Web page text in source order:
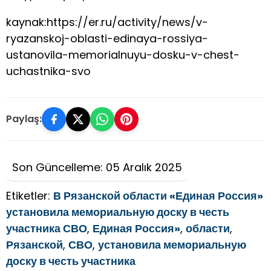
kaynak:https://er.ru/activity/news/v-
ryazanskoj-oblasti-edinaya-rossiya-
ustanovila-memorialnuyu-dosku-v-chest-
uchastnika-svo
Paylaş:
Son Güncelleme: 05 Aralık 2025
Etiketler: В Рязанской области «Единая Россия»
установила мемориальную доску в честь
участника СВО, Единая Россия», области,
Рязанской, СВО, установила мемориальную
доску в честь участника